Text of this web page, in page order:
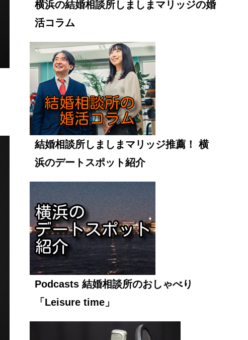
横浜の結婚相談所しましまマリッジの婚
活コラム
結婚相談所しましまマリッジ推薦！ 横
浜のデートスポット紹介
Podcasts 結婚相談所のおしゃべり
「Leisure time」